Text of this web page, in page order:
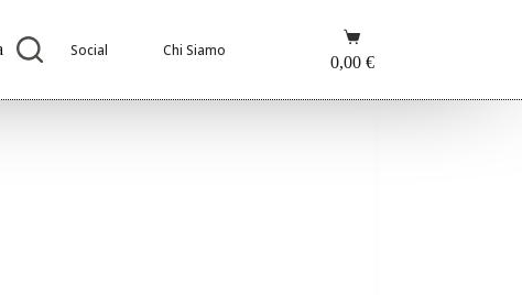
Social Chi Siamo
Carrello
0,00 €